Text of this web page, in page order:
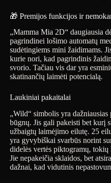
🎁 Premijos funkcijos ir
„Mamma Mia 2D“ daugiausia
pagrindinei lošimo automatų
sudėtingiems mini žaidimams.
kurie nori, kad pagrindinis
svorio. Tačiau vis dar yra
skatinančių laimėti potencialą.
Laukiniai pakaitalai
„Wild“ simbolis yra dažniausias
būgnų. Jis gali pakeisti bet kurį
užbaigtų laimėjimo eilutę. 25
yra gyvybiškai svarbūs norint
didelės vertės piktogramų,
Jie nepakeičia sklaidos, bet
dažnai, kad vidutinis